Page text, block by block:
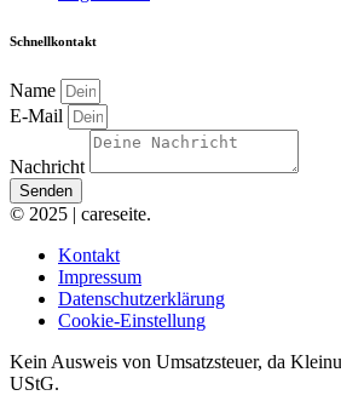
Schnellkontakt
Name
E-Mail
Nachricht
Senden
© 2025 | careseite.
Kontakt
Impressum
Datenschutzerklärung
Cookie-Einstellung
Kein Ausweis von Umsatzsteuer, da
UStG.